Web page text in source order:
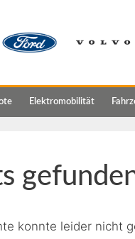
Elektromobilität
konnte leider nicht